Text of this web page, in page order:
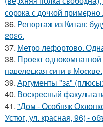
сорока с дочкой примерно
36. Репортаж из Китая:
2026.
37. Метро лефортово.
38. Проект
павелецкая сити в Москве.
39. Аргументы "за" (плюсы:
40. Воскресный
41. "Дом - Особняк
Устюг, ул. красная, 96) -